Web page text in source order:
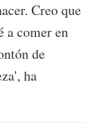
Creo que
a comer en
de
ha